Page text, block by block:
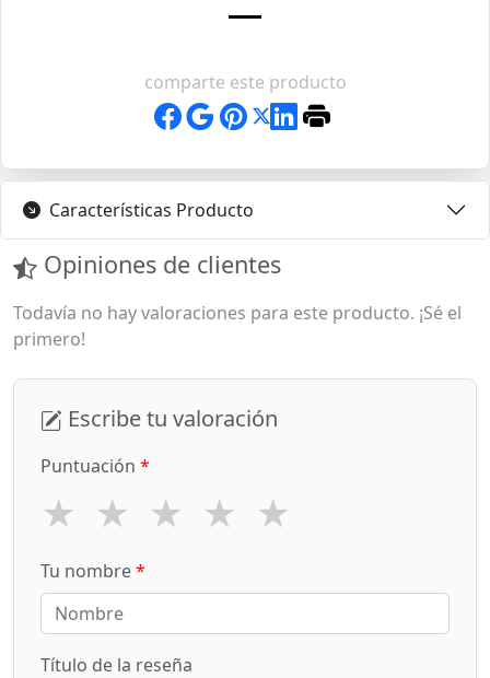
comparte este producto
Características Producto
Opiniones de clientes
Todavía no hay valoraciones para este producto. ¡Sé el
primero!
Escribe tu valoración
Puntuación *
★ ★ ★ ★ ★
Tu nombre*
Título de la reseña